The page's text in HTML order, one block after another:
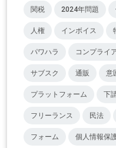
関税 2024年問題
人権 インボイス
パワハラ コンプライ
サブスク 通販 意
プラットフォーム 下
フリーランス 民法
フォーム 個人情報保